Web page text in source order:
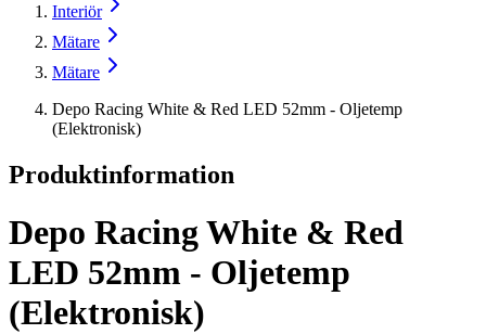
Interiör
Mätare
Mätare
Depo Racing White & Red LED 52mm - Oljetemp
(Elektronisk)
Produktinformation
Depo Racing White & Red
LED 52mm - Oljetemp
(Elektronisk)